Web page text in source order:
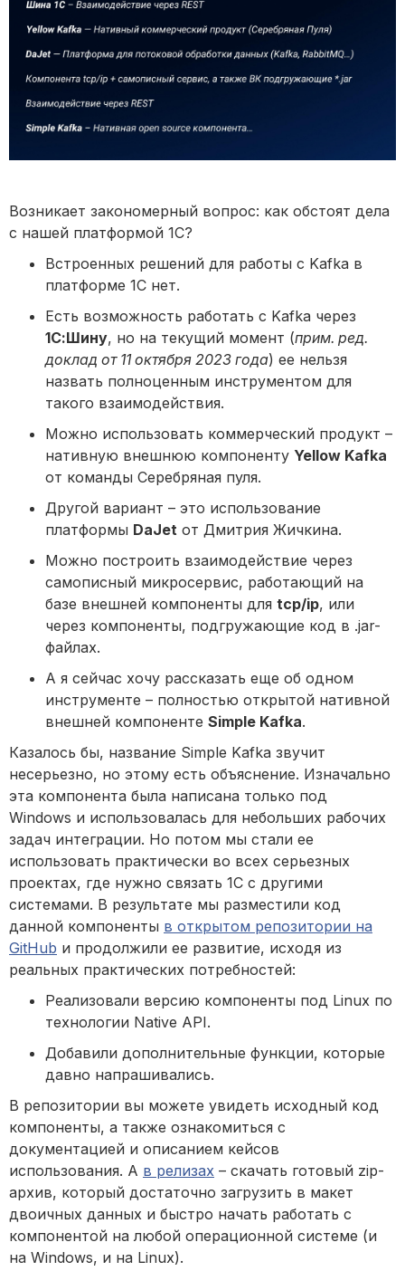
Возникает закономерный вопрос: как обстоят дела
с нашей платформой 1С?
Встроенных решений для работы с Kafka в
платформе 1С нет.
Есть возможность работать с Kafka через
1С:Шину, но на текущий момент (прим. ред.
доклад от 11 октября 2023 года) ее нельзя
назвать полноценным инструментом для
такого взаимодействия.
Можно использовать коммерческий продукт –
нативную внешнюю компоненту Yellow Kafka
от команды Серебряная пуля.
Другой вариант – это использование
платформы DaJet от Дмитрия Жичкина.
Можно построить взаимодействие через
самописный микросервис, работающий на
базе внешней компоненты для tcp/ip, или
через компоненты, подгружающие код в .jar-
файлах.
А я сейчас хочу рассказать еще об одном
инструменте – полностью открытой нативной
внешней компоненте Simple Kafka.
Казалось бы, название Simple Kafka звучит
несерьезно, но этому есть объяснение. Изначально
эта компонента была написана только под
Windows и использовалась для небольших рабочих
задач интеграции. Но потом мы стали ее
использовать практически во всех серьезных
проектах, где нужно связать 1С с другими
системами. В результате мы разместили код
данной компоненты в открытом репозитории на
GitHub и продолжили ее развитие, исходя из
реальных практических потребностей:
Реализовали версию компоненты под Linux по
технологии Native API.
Добавили дополнительные функции, которые
давно напрашивались.
В репозитории вы можете увидеть исходный код
компоненты, а также ознакомиться с
документацией и описанием кейсов
использования. А в релизах – скачать готовый zip-
архив, который достаточно загрузить в макет
двоичных данных и быстро начать работать с
компонентой на любой операционной системе (и
на Windows, и на Linux).